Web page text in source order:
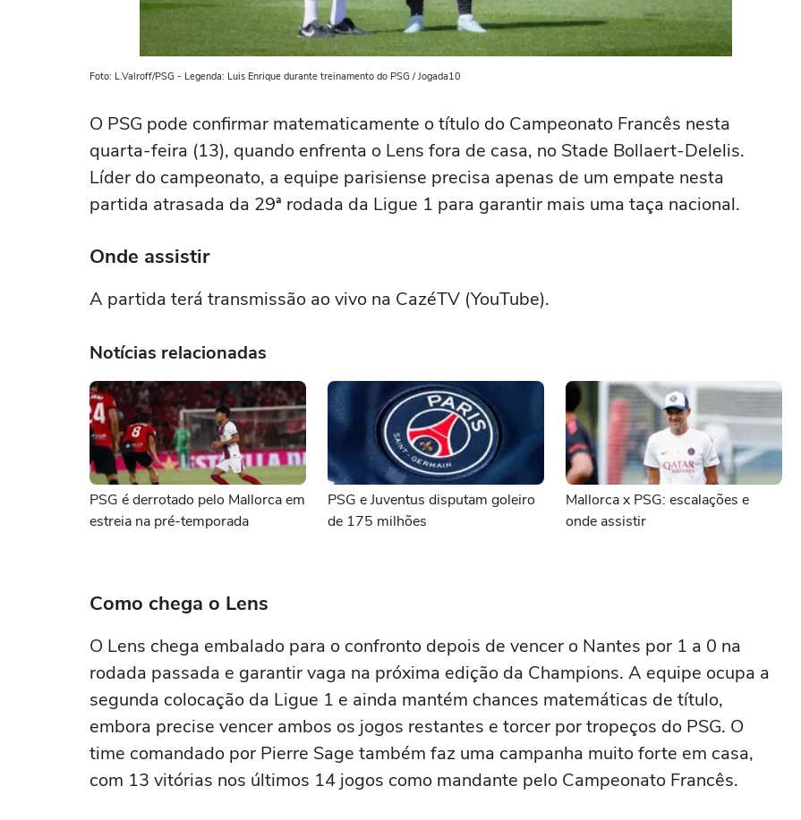
Foto: L.Valroff/PSG - Legenda: Luis Enrique durante treinamento do PSG / Jogada10
O PSG pode confirmar matematicamente o título do Campeonato Francês nesta
quarta-feira (13), quando enfrenta o Lens fora de casa, no Stade Bollaert-Delelis.
Líder do campeonato, a equipe parisiense precisa apenas de um empate nesta
partida atrasada da 29ª rodada da Ligue 1 para garantir mais uma taça nacional.
Onde assistir
A partida terá transmissão ao vivo na CazéTV (YouTube).
Notícias relacionadas
PSG é derrotado pelo Mallorca em
estreia na pré-temporada
PSG e Juventus disputam goleiro
de 175 milhões
Mallorca x PSG: escalações e
onde assistir
Como chega o Lens
O Lens chega embalado para o confronto depois de vencer o Nantes por 1 a 0 na
rodada passada e garantir vaga na próxima edição da Champions. A equipe ocupa a
segunda colocação da Ligue 1 e ainda mantém chances matemáticas de título,
embora precise vencer ambos os jogos restantes e torcer por tropeços do PSG. O
time comandado por Pierre Sage também faz uma campanha muito forte em casa,
com 13 vitórias nos últimos 14 jogos como mandante pelo Campeonato Francês.